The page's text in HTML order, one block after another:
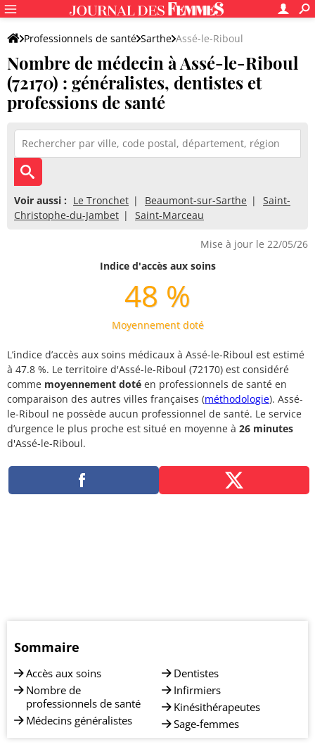
Professionnels de santé Sarthe Assé-le-Riboul
Nombre de médecin à Assé-le-Riboul
(72170) : généralistes, dentistes et
professions de santé
Voir aussi : Le Tronchet Beaumont-sur-Sarthe
Saint-
Christophe-du-Jambet
Saint-Marceau
Mise à jour le 22/05/26
Indice d'accès aux soins
48 %
Moyennement doté
L’indice d’accès aux soins médicaux à Assé-le-Riboul est estimé
à 47.8 %. Le territoire d'Assé-le-Riboul (72170) est considéré
comme moyennement doté en professionnels de santé en
comparaison des autres villes françaises (méthodologie). Assé-
le-Riboul ne possède aucun professionnel de santé. Le service
d’urgence le plus proche est situé en moyenne à 26 minutes
d'Assé-le-Riboul.
Sommaire
Accès aux soins
Nombre de
professionnels de santé
Médecins généralistes
Dentistes
Infirmiers
Kinésithérapeutes
Sage-femmes